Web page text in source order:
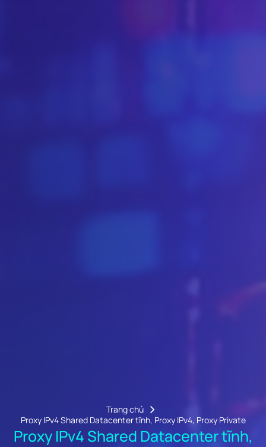
Trang chủ
Proxy IPv4 Shared Datacenter tĩnh, Proxy IPv4, Proxy Private
Proxy IPv4 Shared Datacenter tĩnh,